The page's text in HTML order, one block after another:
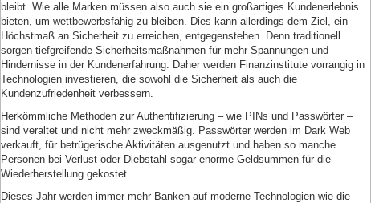
bleibt. Wie alle Marken müssen also auch sie ein großartiges Kundenerlebnis
bieten, um wettbewerbsfähig zu bleiben. Dies kann allerdings dem Ziel, ein
Höchstmaß an Sicherheit zu erreichen, entgegenstehen. Denn traditionell
sorgen tiefgreifende Sicherheitsmaßnahmen für mehr Spannungen und
Hindernisse in der Kundenerfahrung. Daher werden Finanzinstitute vorrangig in
Technologien investieren, die sowohl die Sicherheit als auch die
Kundenzufriedenheit verbessern.
Herkömmliche Methoden zur Authentifizierung – wie PINs und Passwörter –
sind veraltet und nicht mehr zweckmäßig. Passwörter werden im Dark Web
verkauft, für betrügerische Aktivitäten ausgenutzt und haben so manche
Personen bei Verlust oder Diebstahl sogar enorme Geldsummen für die
Wiederherstellung gekostet.
Dieses Jahr werden immer mehr Banken auf moderne Technologien wie die